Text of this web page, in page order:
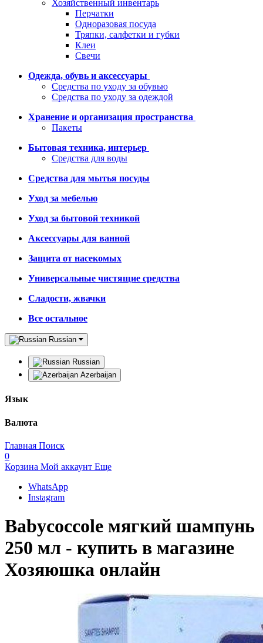
Хозяйственный инвентарь
Перчатки
Одноразовая посуда
Тряпки, салфетки и губки
Клеи
Свечи
Одежда, обувь и аксессуары
Средства по уходу за обувью
Средства по уходу за одеждой
Хранение и организация пространства
Пакеты
Бытовая техника, интерьер
Средства для воды
Средства для мытья посуды
Уход за мебелью
Уход за бытовой техникой
Аксессуары для ванной
Защита от насекомых
Универсальные чистящие средства
Сладости, жвачки
Все остальное
Russian
Russian
Azerbaijan
Язык
Валюта
Главная Поиск
0
Корзина Мой аккаунт Еще
WhatsApp
Instagram
Babycoccole мягкий шампунь
250 мл - купить в магазине
Хозяюшка онлайн